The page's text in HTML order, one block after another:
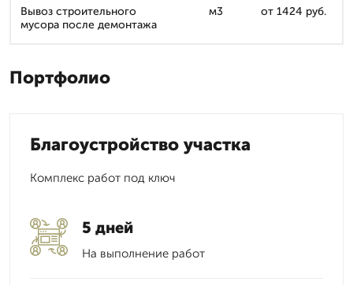
Вывоз строительного
мусора после демонтажа
м3 от 1424 руб.
Портфолио
Благоустройство участка
Комплекс работ под ключ
5 дней
На выполнение работ